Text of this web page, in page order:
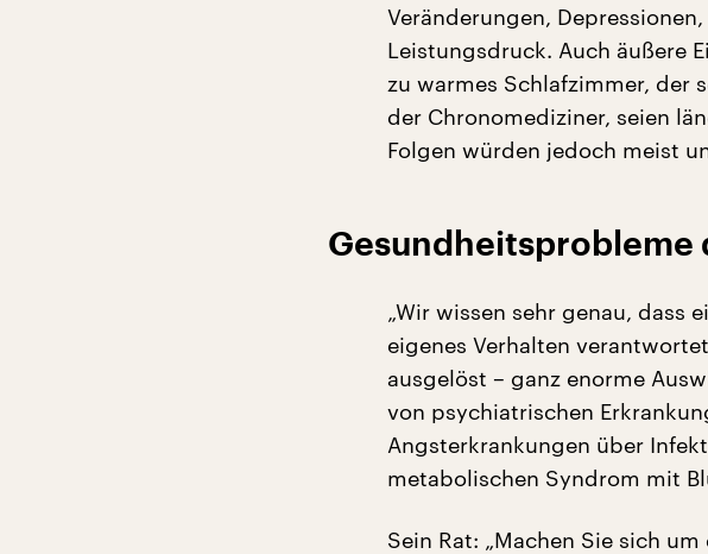
Veränderungen,
Leistungsdruck. Auch äußere
zu warmes Schlafzimmer, der
der Chronomediziner, seien
Folgen würden jedoch meist
Gesundheitsprobleme
„Wir wissen sehr genau, dass
eigenes Verhalten
ausgelöst – ganz enorme
von psychiatrischen
Angsterkrankungen über
metabolischen Syndrom mit
Sein Rat: „Machen Sie sich